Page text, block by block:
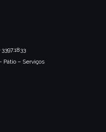
3397.1833
Pátio – Serviços